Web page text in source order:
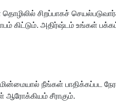
சிறப்பாகச்
கிட்டும். அதிர்ஷ்டம் உங்கள்
நீங்கள் பாதிக்கப்பட
ஆரோக்கியம் சீராகும்.